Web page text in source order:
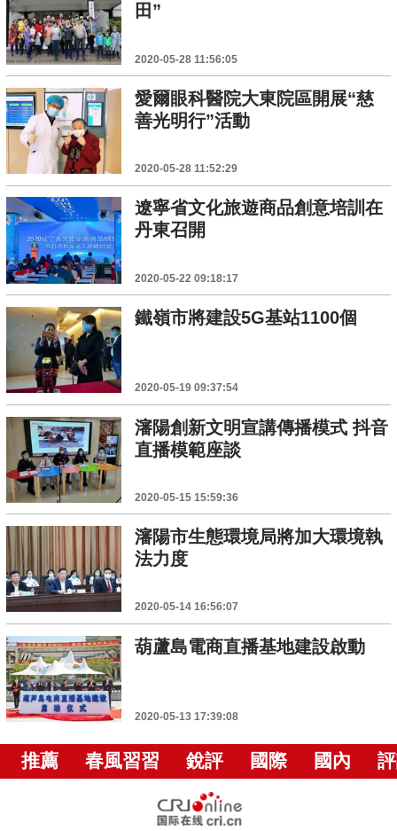
田”
2020-05-28 11:56:05
愛爾眼科醫院大東院區開展“慈
善光明行”活動
2020-05-28 11:52:29
遼寧省文化旅遊商品創意培訓在
丹東召開
2020-05-22 09:18:17
鐵嶺市將建設5G基站1100個
2020-05-19 09:37:54
瀋陽創新文明宣講傳播模式 抖音
直播模範座談
2020-05-15 15:59:36
瀋陽市生態環境局將加大環境執
法力度
2020-05-14 16:56:07
葫蘆島電商直播基地建設啟動
2020-05-13 17:39:08
推薦 春風習習 銳評 國際 國內